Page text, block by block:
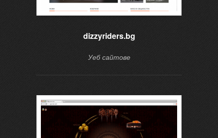
dizzyriders.bg
Уеб сайтове